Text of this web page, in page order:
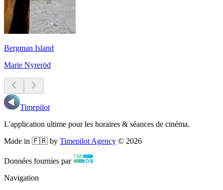
Bergman Island
Marie Nyreröd
Timepilot
L'application ultime pour les horaires & séances de cinéma.
Made in 🇫🇷 by Timepilot Agency © 2026
Données fournies par
Navigation